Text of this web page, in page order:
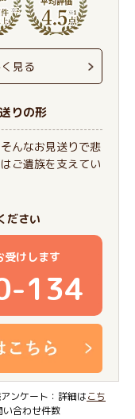
見る
りの形
んなお見送りで悲
ご遺族を支えてい
ださい
受けします
134
ンケート：詳細はこち
合わせ件数